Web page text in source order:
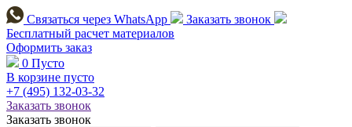
Связаться через WhatsApp
Заказать звонок
Бесплатный расчет материалов
Оформить заказ
0 Пусто
В корзине пусто
+7 (495) 132-03-32
Заказать звонок
Заказать звонок